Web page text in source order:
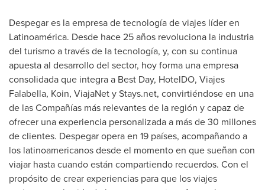
Despegar es la empresa de tecnología de viajes líder en
Latinoamérica. Desde hace 25 años revoluciona la industria
del turismo a través de la tecnología, y, con su continua
apuesta al desarrollo del sector, hoy forma una empresa
consolidada que integra a Best Day, HotelDO, Viajes
Falabella, Koin, ViajaNet y Stays.net, convirtiéndose en una
de las Compañías más relevantes de la región y capaz de
ofrecer una experiencia personalizada a más de 30 millones
de clientes. Despegar opera en 19 países, acompañando a
los latinoamericanos desde el momento en que sueñan con
viajar hasta cuando están compartiendo recuerdos. Con el
propósito de crear experiencias para que los viajes